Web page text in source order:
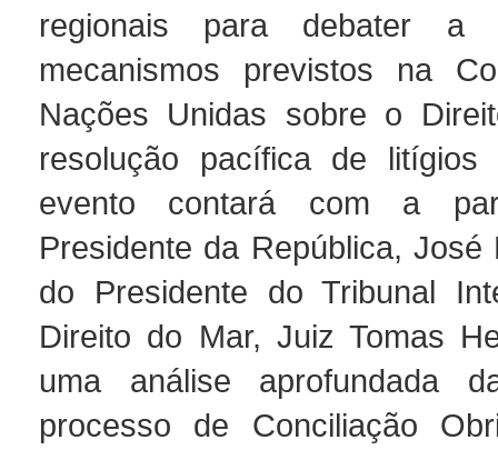
regionais para debater a
mecanismos previstos na
Nações Unidas sobre o
resolução pacífica de litígios
evento contará com a
Presidente da República, José
do Presidente do Tribunal
Direito do Mar, Juiz Tomas
uma análise aprofundada
processo de Conciliação